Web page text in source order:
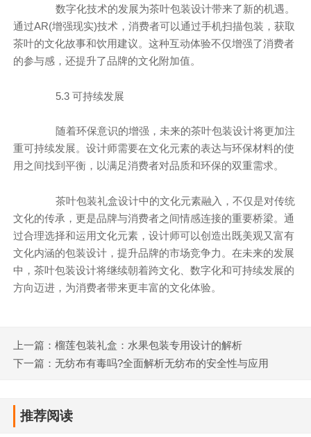
数字化技术的发展为茶叶包装设计带来了新的机遇。
通过AR(增强现实)技术，消费者可以通过手机扫描包装，获取
茶叶的文化故事和饮用建议。这种互动体验不仅增强了消费者
的参与感，还提升了品牌的文化附加值。
5.3 可持续发展
随着环保意识的增强，未来的茶叶包装设计将更加注
重可持续发展。设计师需要在文化元素的表达与环保材料的使
用之间找到平衡，以满足消费者对品质和环保的双重需求。
茶叶包装礼盒设计中的文化元素融入，不仅是对传统
文化的传承，更是品牌与消费者之间情感连接的重要桥梁。通
过合理选择和运用文化元素，设计师可以创造出既美观又富有
文化内涵的包装设计，提升品牌的市场竞争力。在未来的发展
中，茶叶包装设计将继续朝着跨文化、数字化和可持续发展的
方向迈进，为消费者带来更丰富的文化体验。
上一篇：榴莲包装礼盒：水果包装专用设计的解析
下一篇：无纺布有毒吗?全面解析无纺布的安全性与应用
推荐阅读